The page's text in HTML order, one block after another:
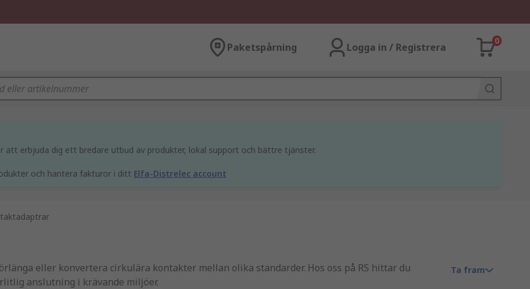
Paketspårning Logga in / Registrera
0
att erbjuda dig ett bredare utbud av produkter, lokal support och bättre tjänster.
och hantera fakturor i ditt Elfa-Distrelec account
eller konvertera cirkulära kontakter mellan olika standarder. Hos oss på RS hittar du
anslutning i krävande miljöer.
Ta fram